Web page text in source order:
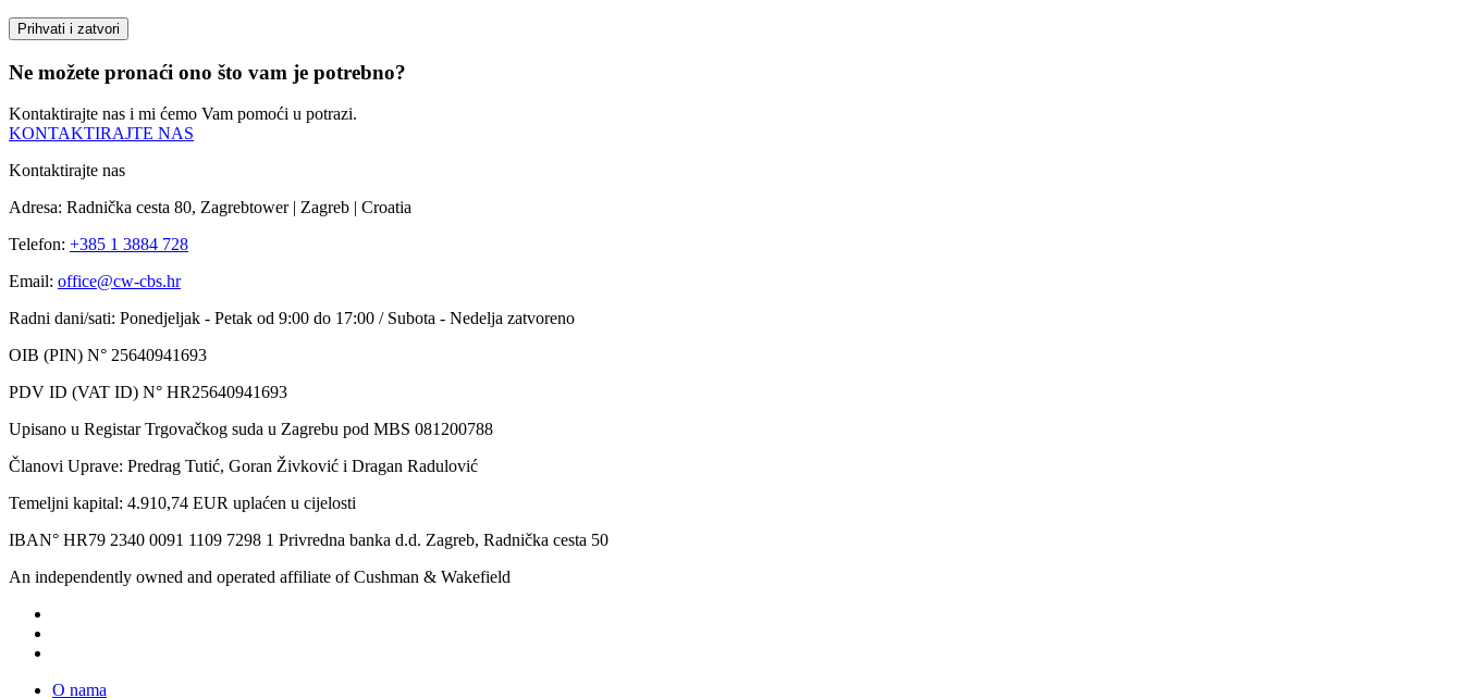
Prihvati i zatvori
Ne možete pronaći ono što vam je potrebno?
Kontaktirajte nas i mi ćemo Vam pomoći u potrazi.
KONTAKTIRAJTE NAS
Kontaktirajte nas
Adresa: Radnička cesta 80, Zagrebtower | Zagreb | Croatia
Telefon: +385 1 3884 728
Email: office@cw-cbs.hr
Radni dani/sati: Ponedjeljak - Petak od 9:00 do 17:00 / Subota - Nedelja zatvoreno
OIB (PIN) N° 25640941693
PDV ID (VAT ID) N° HR25640941693
Upisano u Registar Trgovačkog suda u Zagrebu pod MBS 081200788
Članovi Uprave: Predrag Tutić, Goran Živković i Dragan Radulović
Temeljni kapital: 4.910,74 EUR uplaćen u cijelosti
IBAN° HR79 2340 0091 1109 7298 1 Privredna banka d.d. Zagreb, Radnička cesta 50
An independently owned and operated affiliate of Cushman & Wakefield
O nama